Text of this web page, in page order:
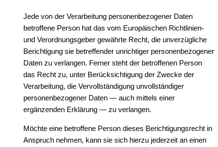
Jede von der Verarbeitung personenbezogener Daten
betroffene Person hat das vom Europäischen Richtlinien-
und Verordnungsgeber gewährte Recht, die unverzügliche
Berichtigung sie betreffender unrichtiger personenbezogener
Daten zu verlangen. Ferner steht der betroffenen Person
das Recht zu, unter Berücksichtigung der Zwecke der
Verarbeitung, die Vervollständigung unvollständiger
personenbezogener Daten — auch mittels einer
ergänzenden Erklärung — zu verlangen.
Möchte eine betroffene Person dieses Berichtigungsrecht in
Anspruch nehmen, kann sie sich hierzu jederzeit an einen